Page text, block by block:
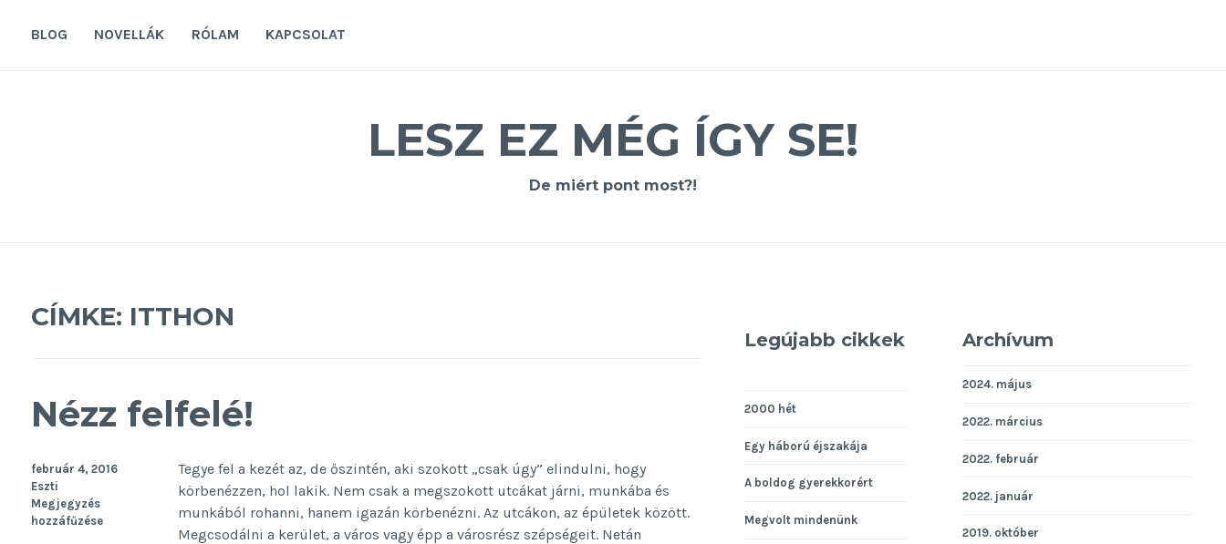
BLOG NOVELLÁK RÓLAM KAPCSOLAT
LESZ EZ MÉG ÍGY SE!
De miért pont most?!
CÍMKE: ITTHON
Nézz felfelé!
Tegye fel a kezét az, de őszintén, aki szokott „csak úgy” elindulni, hogy
körbenézzen, hol lakik. Nem csak a megszokott utcákat járni, munkába és
munkából rohanni, hanem igazán körbenézni. Az utcákon, az épületek között.
Megcsodálni a kerület, a város vagy épp a városrész szépségeit. Netán
február 4, 2016
Eszti
Megjegyzés
hozzáfűzése
Legújabb cikkek
2000 hét
Egy háború éjszakája
A boldog gyerekkorért
Megvolt mindenünk
Archívum
2024. május
2022. március
2022. február
2022. január
2019. október